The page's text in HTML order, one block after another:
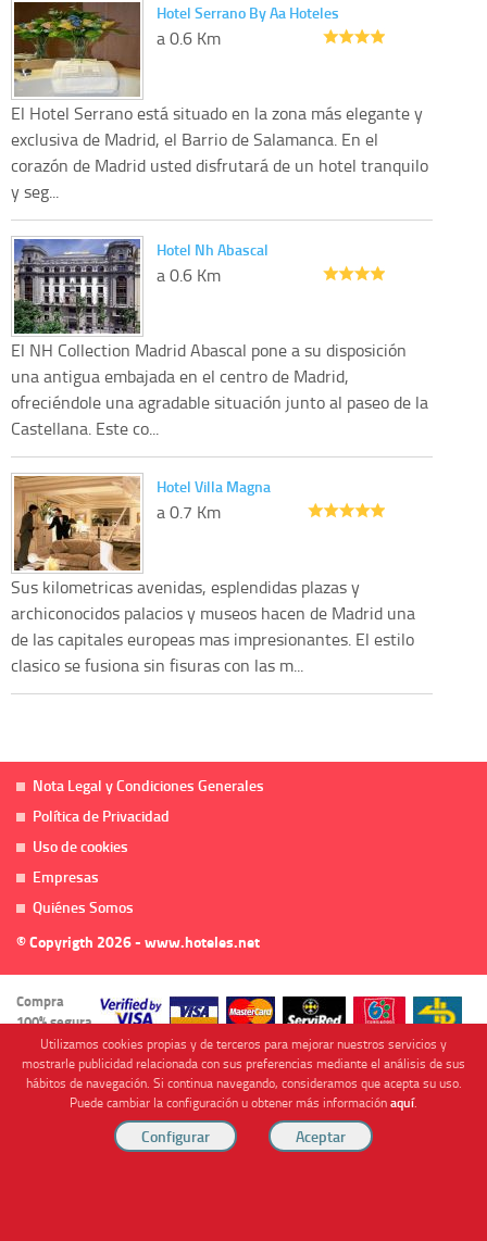
Hotel Serrano By Aa Hoteles
a 0.6 Km
El Hotel Serrano está situado en la zona más elegante y
exclusiva de Madrid, el Barrio de Salamanca. En el
corazón de Madrid usted disfrutará de un hotel tranquilo
y seg...
Hotel Nh Abascal
a 0.6 Km
El NH Collection Madrid Abascal pone a su disposición
una antigua embajada en el centro de Madrid,
ofreciéndole una agradable situación junto al paseo de la
Castellana. Este co...
Hotel Villa Magna
a 0.7 Km
Sus kilometricas avenidas, esplendidas plazas y
archiconocidos palacios y museos hacen de Madrid una
de las capitales europeas mas impresionantes. El estilo
clasico se fusiona sin fisuras con las m...
Nota Legal y Condiciones Generales
Política de Privacidad
Uso de cookies
Empresas
Quiénes Somos
© Copyrigth 2026 - www.hoteles.net
Compra
100% segura
Cofinanciado por
Utilizamos cookies propias y de terceros para mejorar nuestros servicios y
mostrarle publicidad relacionada con sus preferencias mediante el análisis de sus
hábitos de navegación. Si continua navegando, consideramos que acepta su uso.
Puede cambiar la configuración u obtener más informaciónaquí.